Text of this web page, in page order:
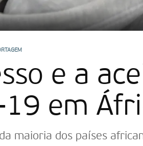
e a
19 em
maioria dos países